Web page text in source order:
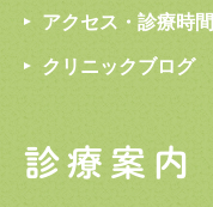
アクセス・診療時間
クリニックブログ
診療案内